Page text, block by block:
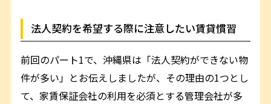
法人契約を希望する際に注意したい賃貸慣習
前回のパート1で、沖縄県は「法人契約ができない物
件が多い」とお伝えしましたが、その理由の1つとし
て、家賃保証会社の利用を必須とする管理会社が多